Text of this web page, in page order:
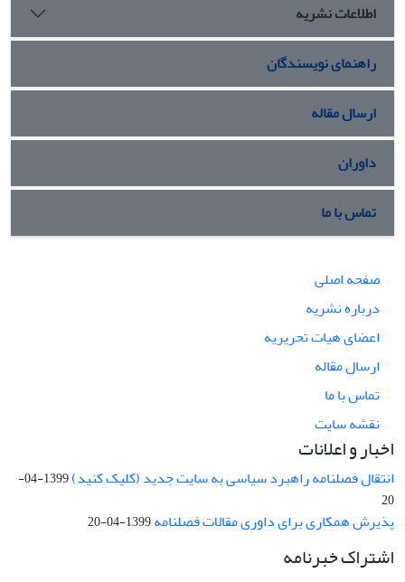
اطلاعات نشریه
راهنمای نویسندگان
ارسال مقاله
داوران
تماس با ما
صفحه اصلی
درباره نشریه
اعضای هیات تحریریه
ارسال مقاله
تماس با ما
نقشه سایت
اخبار و اعلانات
انتقال فصلنامه راهبرد سیاسی به سایت جدید (کلیک کنید)
1399-04-
20
پذیرش همکاری برای داوری مقالات فصلنامه1399-04-20
اشتراک خبرنامه